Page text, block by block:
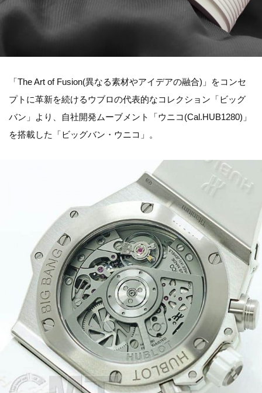
「The Art of Fusion(異なる素材やアイデアの融合)」をコンセ
プトに革新を続けるウブロの代表的なコレクション「ビッグ
バン」より、自社開発ムーブメント「ウニコ(Cal.HUB1280)」
を搭載した「ビッグバン・ウニコ」。